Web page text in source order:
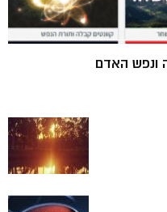
ונפש האדם